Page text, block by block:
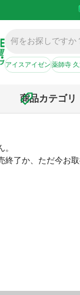
アイスアイゼン薬師寺
商品カテゴリ
終了か、ただ今お